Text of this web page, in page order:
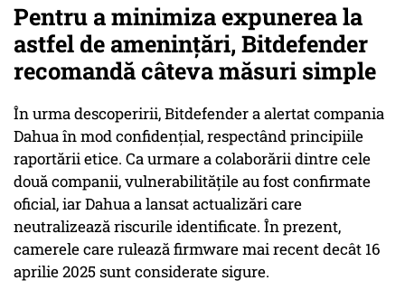
Pentru a minimiza expunerea la
astfel de amenințări, Bitdefender
recomandă câteva măsuri simple
În urma descoperirii, Bitdefender a alertat compania
Dahua în mod confidențial, respectând principiile
raportării etice. Ca urmare a colaborării dintre cele
două companii, vulnerabilitățile au fost confirmate
oficial, iar Dahua a lansat actualizări care
neutralizează riscurile identificate. În prezent,
camerele care rulează firmware mai recent decât 16
aprilie 2025 sunt considerate sigure.